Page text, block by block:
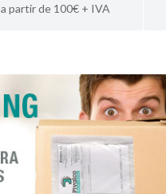
a partir de 100€ + IVA